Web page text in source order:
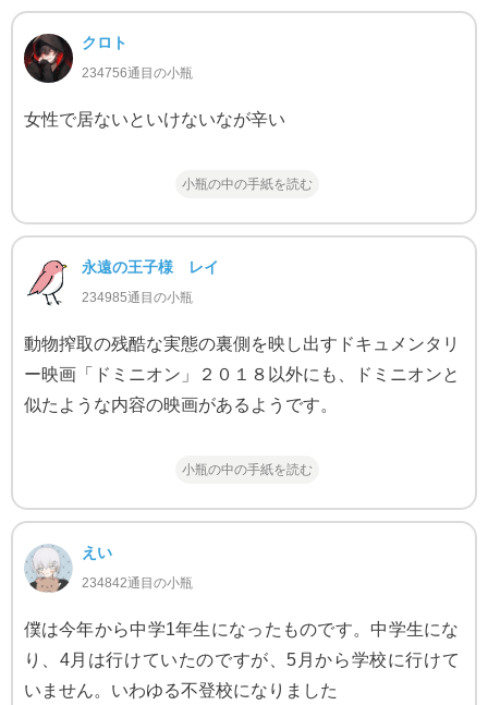
クロト
234756通目の小瓶
女性で居ないといけないなが辛い
小瓶の中の手紙を読む
永遠の王子様 レイ
234985通目の小瓶
動物搾取の残酷な実態の裏側を映し出すドキュメンタリ
ー映画「ドミニオン」２０１８以外にも、ドミニオンと
似たような内容の映画があるようです。
小瓶の中の手紙を読む
えい
234842通目の小瓶
僕は今年から中学1年生になったものです。中学生にな
り、4月は行けていたのですが、5月から学校に行けて
いません。いわゆる不登校になりました